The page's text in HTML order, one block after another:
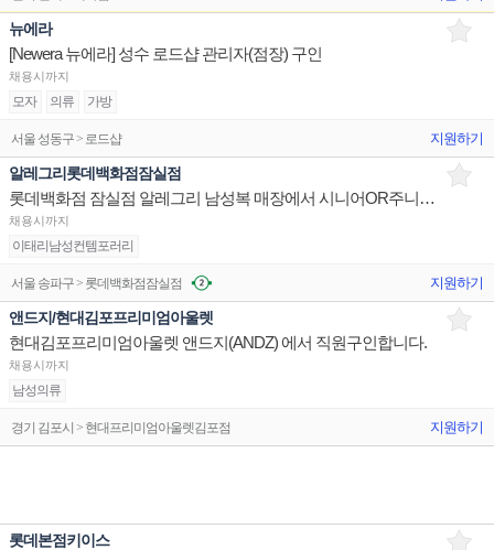
뉴에라
[Newera 뉴에라] 성수 로드샵 관리자(점장) 구인
채용시까지
모자 의류 가방
서울 성동구 > 로드샵 지원하기
알레그리롯데백화점잠실점
롯데백화점 잠실점 알레그리 남성복 매장에서 시니어OR주니어사원을 구인합니다.
채용시까지
이태리남성컨템포러리
서울 송파구 > 롯데백화점잠실점 지원하기
앤드지/현대김포프리미엄아울렛
현대김포프리미엄아울렛 앤드지(ANDZ) 에서 직원구인합니다.
채용시까지
남성의류
경기 김포시 > 현대프리미엄아울렛김포점 지원하기
롯데본점키이스